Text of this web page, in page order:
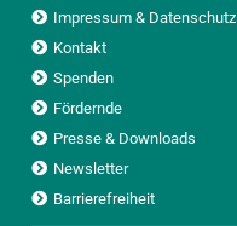
Impressum & Datenschutz
Kontakt
Spenden
Fördernde
Presse & Downloads
Newsletter
Barrierefreiheit